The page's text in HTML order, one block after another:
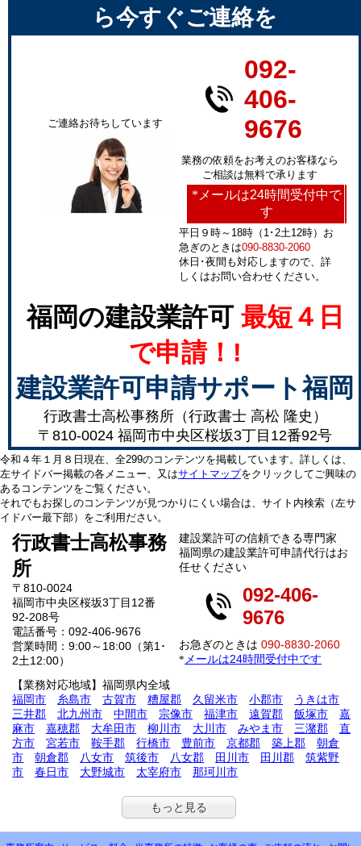
ら今すぐご連絡を
ご連絡お待ちしています
092-
406-
9676
業務の依頼をお考えのお客様なら
ご相談は無料で承ります
* メールは24時間受付中で
す
平日９時～18時（1･2土12時）お
急ぎのときは090-8830-2060
休日･夜間も対応しますので、詳
しくはお問い合わせください。
福岡の建設業許可 最短４日
で申請！!
建設業許可申請サポート福岡
行政書士高松事務所（行政書士 高松 隆史）
〒810-0024 福岡市中央区桜坂3丁目12番92号
令和４年１月８日現在、全299のコンテンツを掲載しています。詳しくは、
左サイドバー掲載の各メニュー、又はサイトマップをクリックしてご興味の
あるコンテンツをご覧ください。
それでもお探しのコンテンツが見つかりにくい場合は、サイト内検索（左サ
イドバー最下部）をご利用ださい。
行政書士高松事務
所
〒810-0024
福岡市中央区桜坂3丁目12番
92-208号
電話番号：092-406-9676
営業時間：9:00～18:00（第1･
2土12:00）
建設業許可の信頼できる専門家
福岡県の建設業許可申請代行はお
任せください
092-406-
9676
お急ぎのときは090-8830-2060
* メールは24時間受付中です
【業務対応地域】福岡県内全域
福岡市
糸島市 古賀市 糟屋郡 久留米市 小郡市
うきは市
三井郡
北九州市 中間市 宗像市 福津市 遠賀郡 飯塚市
嘉
麻市
嘉穂郡 大牟田市 柳川市 大川市 みやま市 三潴郡
直
方市
宮若市 鞍手郡 行橋市 豊前市 京都郡 築上郡
朝倉
市
朝倉郡 八女市 筑後市 八女郡 田川市 田川郡
筑紫野
市
春日市 大野城市 太宰府市 那珂川市
もっと見る